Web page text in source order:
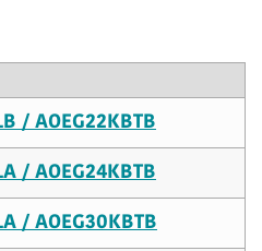
/ AOEG22KBTB
/ AOEG24KBTB
/ AOEG30KBTB